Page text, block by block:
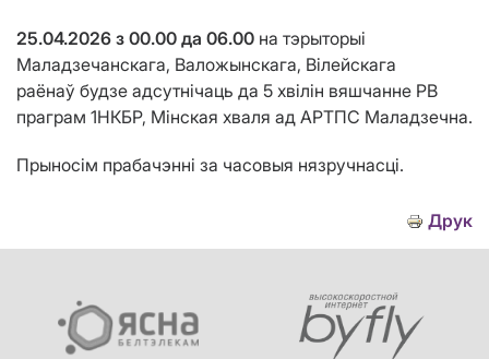
25.04.2026 з 00.00 да 06.00 на тэрыторыі
Маладзечанскага, Валожынскага, Вілейскага
раёнаў будзе адсутнічаць да 5 хвілін вяшчанне РВ
праграм 1НКБР, Мінская хваля ад АРТПС Маладзечна.
Прыносім прабачэнні за часовыя нязручнасці.
Друк